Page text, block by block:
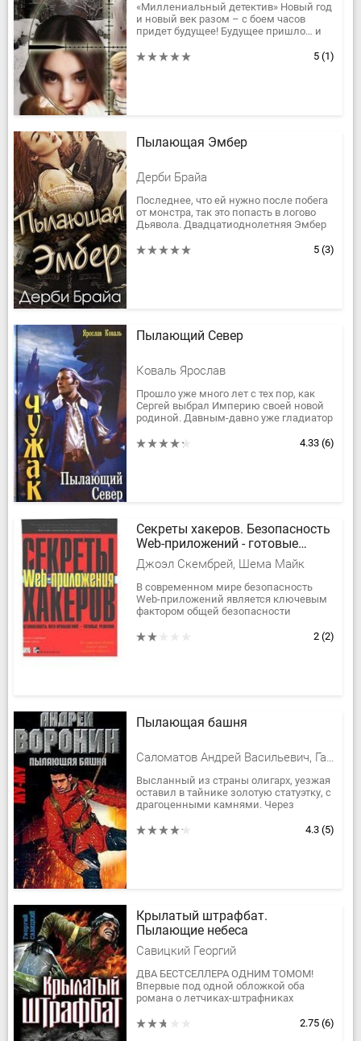
«Миллениальный детектив» Новый год
и новый век разом – с боем часов
придет будущее! Будущее пришло… и
Мало, что ее вот-вот лишат...
5 (1)
Пылающая Эмбер
Дерби Брайа
Последнее, что ей нужно после побега
от монстра, так это попасть в логово
Дьявола. Двадцатиоднолетняя Эмбер
лице, пеплом в волосах и...
5 (3)
Пылающий Север
Коваль Ярослав
Прошло уже много лет с тех пор, как
Сергей выбрал Империю своей новой
родиной. Давным-давно уже гладиатор
знатного лорда,...
4.33 (6)
Секреты хакеров. Безопасность
Web-приложений - готовые
решения
Джоэл Скембрей, Шема Майк
В современном мире безопасность
Web-приложений является ключевым
фактором общей безопасности
защиты информации найдут в этой
2 (2)
Пылающая башня
Саломатов Андрей Васильевич, Гарин Максим, Воронин Андрей
Высланный из страны олигарх, уезжая
оставил в тайнике золотую статуэтку, с
драгоценными камнями. Через
олигарха обнаружили, что...
4.3 (5)
Крылатый штрафбат.
Пылающие небеса
Савицкий Георгий
ДВА БЕСТСЕЛЛЕРА ОДНИМ ТОМОМ!
Впервые под одной обложкой оба
романа о летчиках-штрафниках
величали сталинскими соколами и не
2.75 (6)